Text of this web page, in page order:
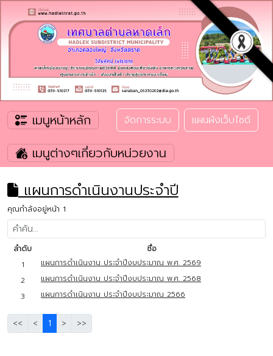
เมนูหน้าหลัก จัดการระบบ แผนผังเว็บไซต์
เมนูต่างๆเกี่ยวกับหน่วยงาน
แผนการดำเนินงานประจำปี
คุณกำลังอยู่หน้า 1
ลำดับ
ชื่อ
1
แผนการดำเนินงาน ประจำปีงบประมาณ พ.ศ. 2569
2
แผนการดำเนินงาน ประจำปีงบประมาณ พ.ศ. 2568
3
แผนการดำเนินงาน ประจำปีงบประมาณ 2566
<< < 1 > >>